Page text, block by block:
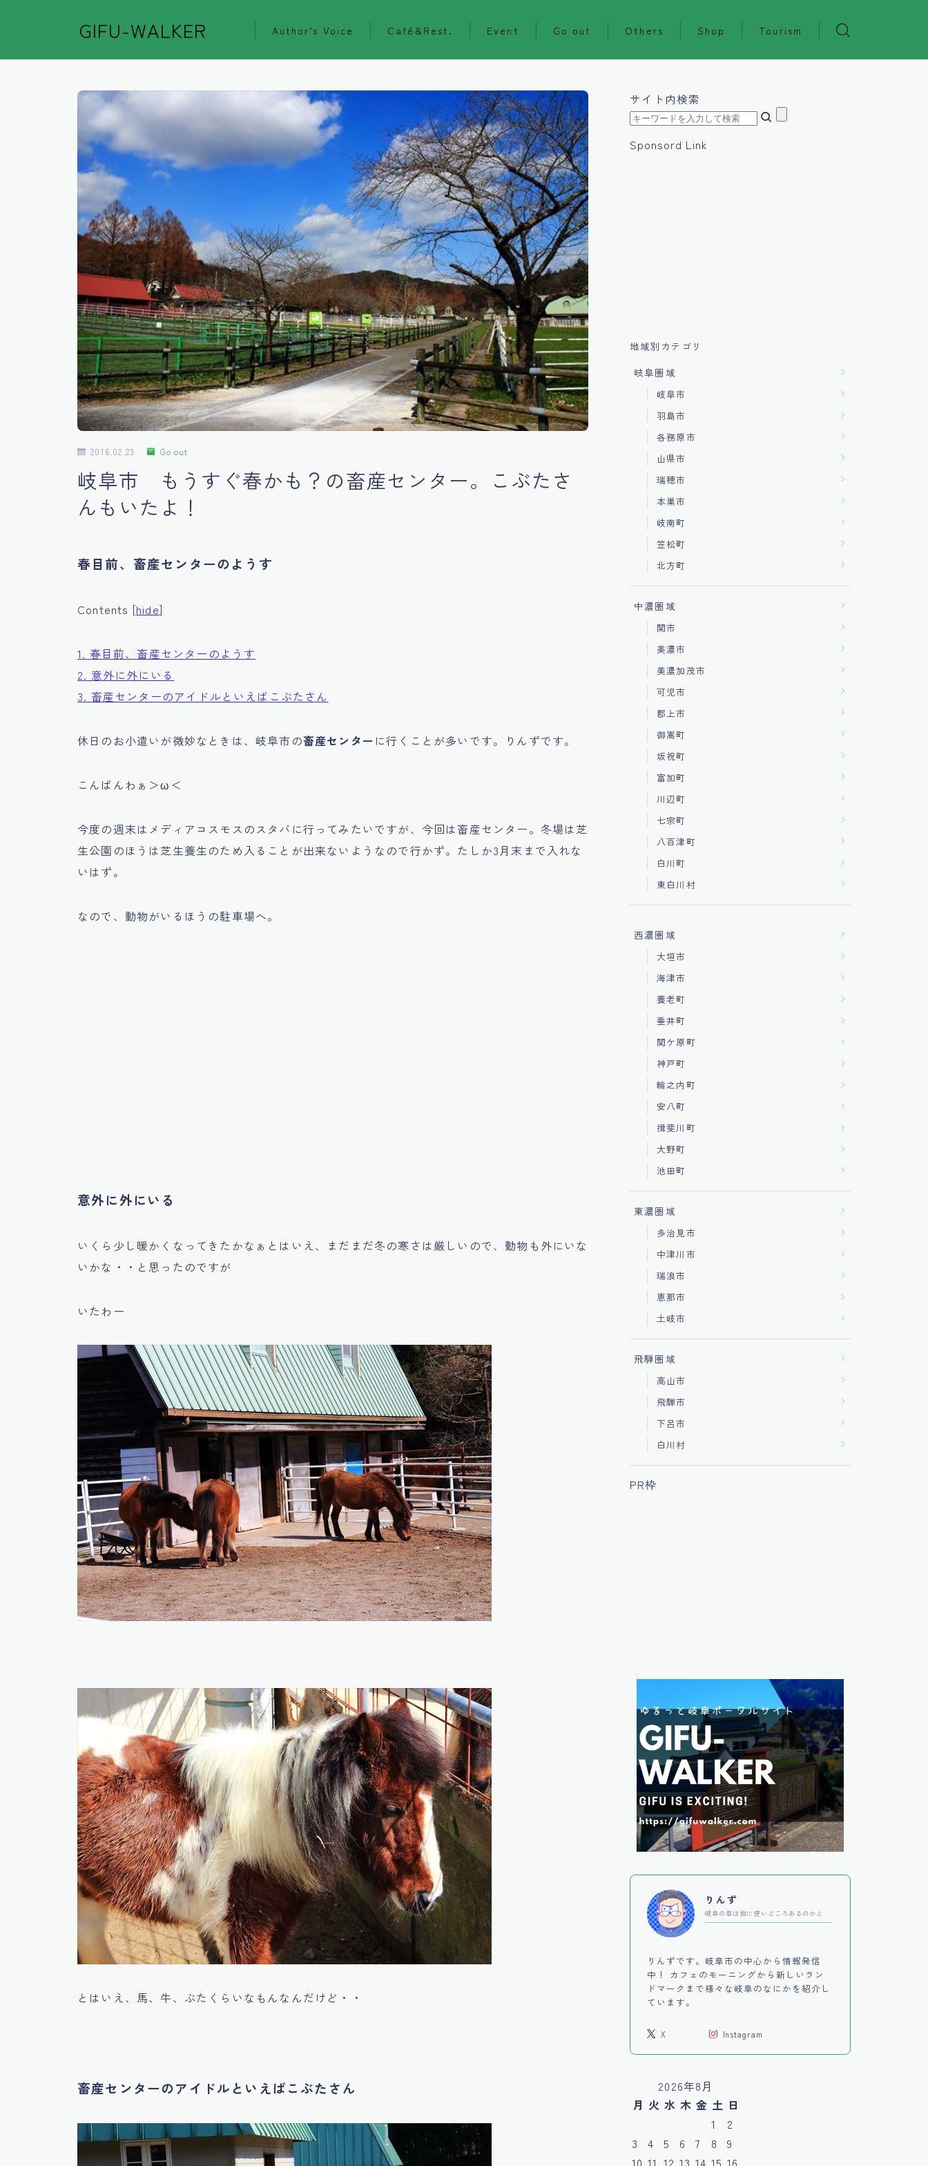
GIFU-WALKER Author’s Voice Café&Rest. Event Go out Others Shop Tourism
2016.02.23 Go out
岐阜市 もうすぐ春かも？の畜産センター。こぶたさ
んもいたよ！
春目前、畜産センターのようす
Contents [hide]
1. 春目前、畜産センターのようす
2. 意外に外にいる
3. 畜産センターのアイドルといえばこぶたさん
休日のお小遣いが微妙なときは、岐阜市の畜産センター に行くことが多いです。りんずです。
こんばんわぁ＞ω＜
今度の週末はメディアコスモスのスタバに行ってみたいですが、今回は畜産センター。冬場は芝
生公園のほうは芝生養生のため入ることが出来ないようなので行かず。たしか3月末まで入れな
いはず。
なので、動物がいるほうの駐車場へ。
意外に外にいる
いくら少し暖かくなってきたかなぁとはいえ、まだまだ冬の寒さは厳しいので、動物も外にいな
いかな・・と思ったのですが
いたわー
とはいえ、馬、牛、ぶたくらいなもんなんだけど・・
畜産センターのアイドルといえばこぶたさん
サイト内検索
Sponsord Link
地域別カテゴリ
岐阜圏域
岐阜市
羽島市
各務原市
山県市
瑞穂市
本巣市
岐南町
笠松町
北方町
中濃圏域
関市
美濃市
美濃加茂市
可児市
郡上市
御嵩町
坂祝町
富加町
川辺町
七宗町
八百津町
白川町
東白川村
西濃圏域
大垣市
海津市
養老町
垂井町
関ケ原町
神戸町
輪之内町
安八町
揖斐川町
大野町
池田町
東濃圏域
多治見市
中津川市
瑞浪市
恵那市
土岐市
飛騨圏域
高山市
飛騨市
下呂市
白川村
PR枠
りんず
岐阜の阜は他に使いどころあるのかと
りんずです。岐阜市の中心から情報発信
中！ カフェのモーニングから新しいラン
ドマークまで様々な岐阜のなにかを紹介し
ています。
X Instagram
2026年8月
月 火 水 木 金 土 日
1
2
3
4 5 6 7 8
9
10 11 12 13 14 15 16